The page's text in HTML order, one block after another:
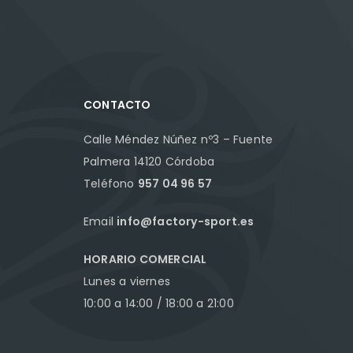
CONTACTO
Calle Méndez Núñez nº3 – Fuente
Palmera 14120 Córdoba
Teléfono 957 04 96 57
Email info@factory-sport.es
HORARIO COMERCIAL
Lunes a viernes
10:00 a 14:00 / 18:00 a 21:00